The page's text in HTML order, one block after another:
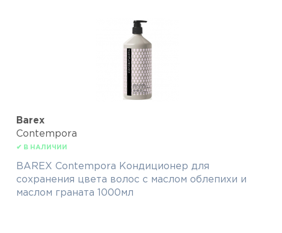
Barex
Contempora
✔ В НАЛИЧИИ
BAREX Contempora Кондиционер для
сохранения цвета волос с маслом облепихи и
маслом граната 1000мл